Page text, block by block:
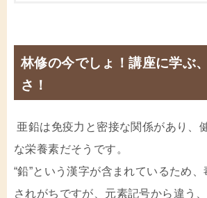
林修の今でしょ！講座に学ぶ
さ！
亜鉛は免疫力と密接な関係があり、
な栄養素だそうです。
“鉛”という漢字が含まれているため
されがちですが、元素記号から違う